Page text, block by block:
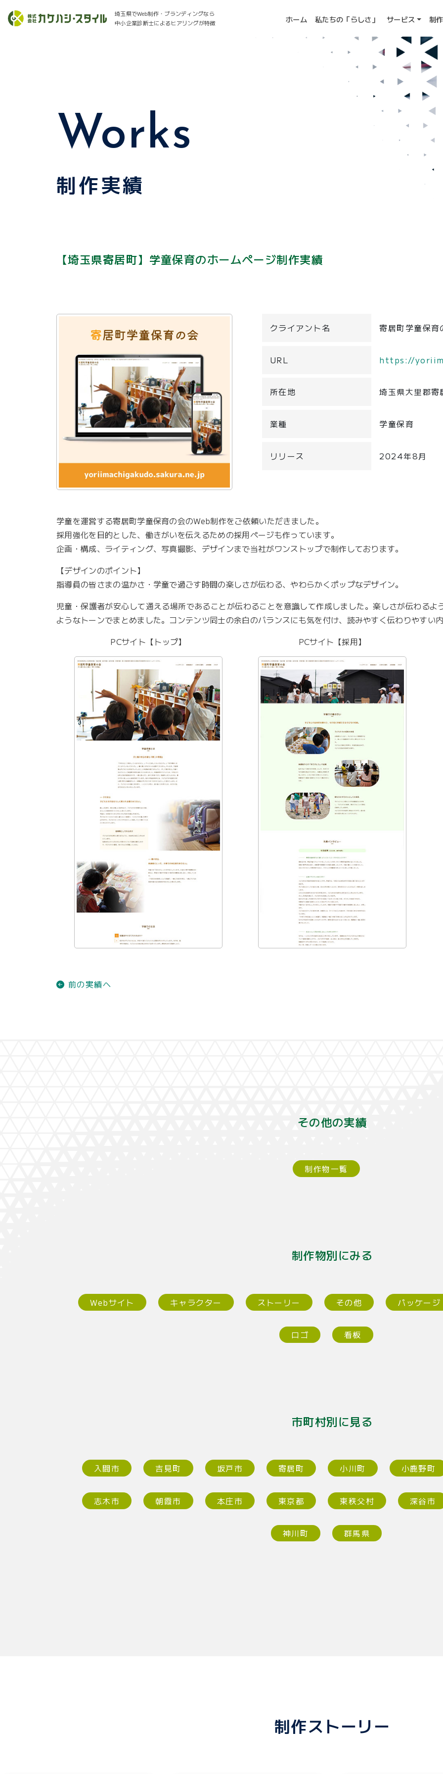
埼玉県でWeb制作・ブランディングなら
中小企業診断士によるヒアリングが特徴
ホーム 私たちの「らしさ」 サービス 制
Works
制作実績
【埼玉県寄居町】学童保育のホームページ制作実績
クライアント名 寄居町学童保育
URL https://
所在地 埼玉県大里郡寄
業種 学童保育
リリース 2024年8月
学童を運営する寄居町学童保育の会のWeb制作をご依頼いただきました。
採用強化を目的とした、働きがいを伝えるための採用ページも作っています。
企画・構成、ライティング、写真撮影、デザインまで当社がワンストップで制作しております。
【デザインのポイント】
指導員の皆さまの温かさ・学童で過ごす時間の楽しさが伝わる、やわらかくポップなデザイン。
児童・保護者が安心して通える場所であることが伝わることを意識して作成しました。楽しさが伝わる
ようなトーンでまとめました。コンテンツ同士の余白のバランスにも気を付け、読みやすく伝わりやすい
PCサイト【トップ】
PCサイト【採用】
前の実績へ
その他の実績
制作物一覧
制作物別にみる
Webサイト キャラクター ストーリー その他 パッケージ
ロゴ 看板
市町村別に見る
入間市 吉見町 坂戸市 寄居町 小川町 小鹿野町
志木市 朝霞市 本庄市 東京都 東秩父村 深谷市
神川町 群馬県
制作ストーリー